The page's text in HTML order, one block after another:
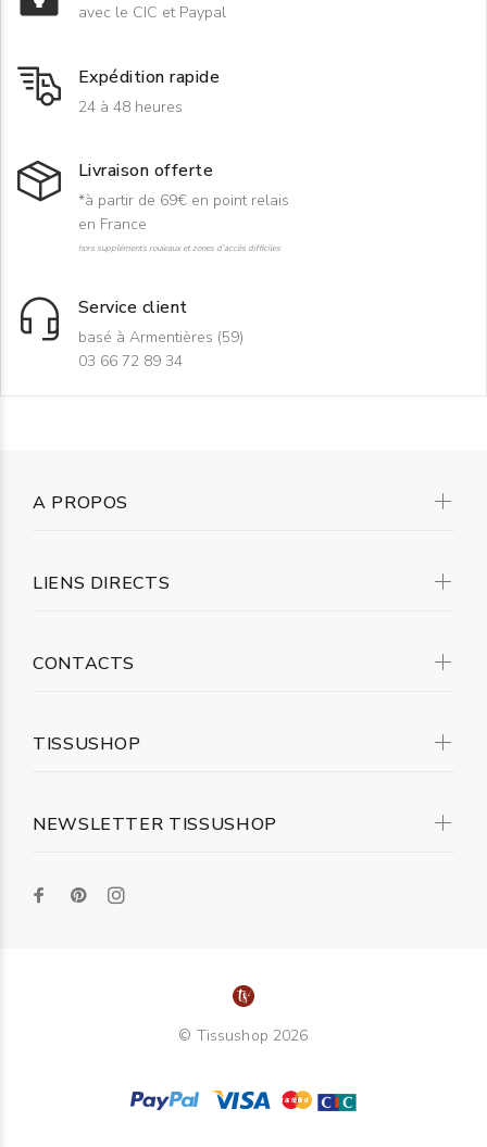
avec le CIC et Paypal
Expédition rapide
24 à 48 heures
Livraison offerte
*à partir de 69€ en point relais
en France
hors suppléments rouleaux et zones d'accès difficiles
Service client
basé à Armentières (59)
03 66 72 89 34
NEWSLETTER TISSUSHOP
A PROPOS
LIENS DIRECTS
CONTACTS
TISSUSHOP
© Tissushop 2026